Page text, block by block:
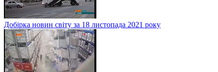
Добірка новин світу за 18 листопада 2021 року